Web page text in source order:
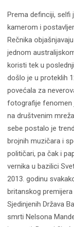
Prema definciji,
kamerom i
Rečnika
jednom
koristi tek u
došlo je u proteklih
povećala za
fotografije fenomen
na društvenim
sebe postalo je
brojnih muzičara i
političari, pa čak i
vernika u bazilici
2013. godinu
britanskog
Sjedinjenih Država
smrti Nelsona